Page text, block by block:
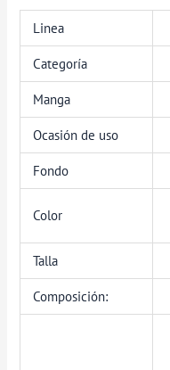
Linea
Categoría
Manga
Ocasión de uso
Fondo
Color
Talla
Composición: